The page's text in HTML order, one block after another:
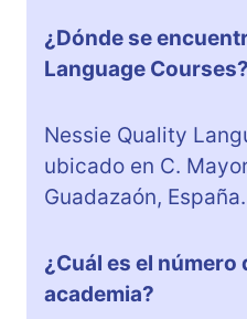
¿Dónde se
Language Courses?
Nessie Quality
ubicado en C.
Guadazaón, España.
¿Cuál es el número
academia?